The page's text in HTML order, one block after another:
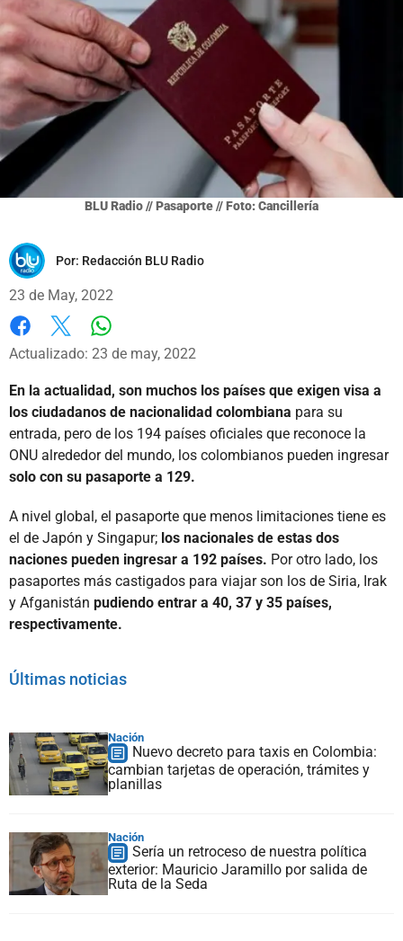
BLU Radio // Pasaporte // Foto: Cancillería
Por: Redacción BLU Radio
23 de May, 2022
Facebook
X
Actualizado: 23 de may, 2022
En la actualidad, son muchos los países que exigen visa a
los ciudadanos de nacionalidad colombiana para su
entrada, pero de los 194 países oficiales que reconoce la
ONU alrededor del mundo, los colombianos pueden ingresar
solo con su pasaporte a 129.
A nivel global, el pasaporte que menos limitaciones tiene es
el de Japón y Singapur; los nacionales de estas dos
naciones pueden ingresar a 192 países. Por otro lado, los
pasaportes más castigados para viajar son los de Siria, Irak
y Afganistán pudiendo entrar a 40, 37 y 35 países,
respectivamente.
Últimas noticias
Nación
Nuevo decreto para taxis en Colombia:
cambian tarjetas de operación, trámites y
planillas
Nación
Sería un retroceso de nuestra política
exterior: Mauricio Jaramillo por salida de
Ruta de la Seda